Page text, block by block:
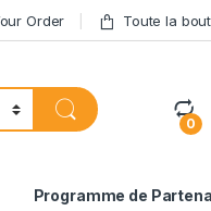
Order Toute la
0
Programme de